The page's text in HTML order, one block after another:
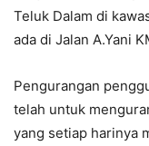
Teluk Dalam di
ada di Jalan A.Yani
Pengurangan
telah untuk
yang setiap harinya